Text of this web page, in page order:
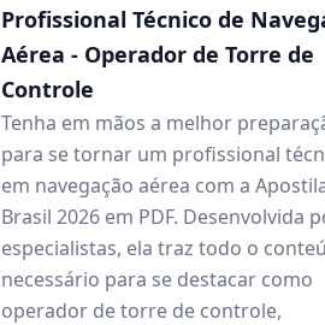
Profissional Técnico de
Aérea - Operador de Torre de
Controle
Tenha em mãos a melhor
para se tornar um profissional
em navegação aérea com a
Brasil 2026 em PDF. Desenvolvida
especialistas, ela traz todo o
necessário para se destacar como
operador de torre de controle,